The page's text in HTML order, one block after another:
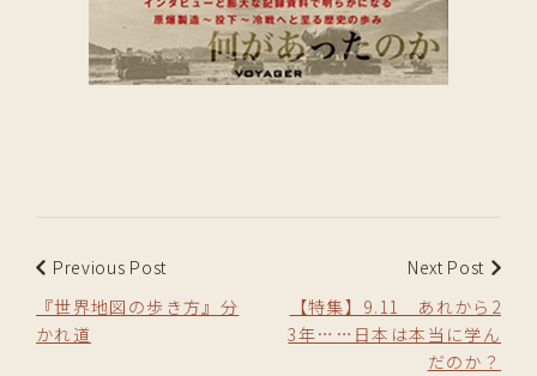
Previous Post
『世界地図の歩き方』分
かれ道
Next Post
【特集】9.11 あれから2
3年……日本は本当に学ん
だのか？